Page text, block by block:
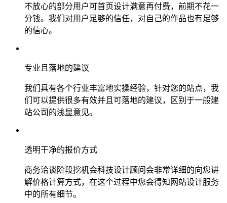
不放心的部分用户可首页设计满意再付费，前期不花一
分钱。我们对用户足够的信任，对自己的作品也有足够
的信心。
专业且落地的建议
我们具有各个行业丰富地实操经验，针对您的站点，我
们可以提供很多有效并且可落地的建议，区别于一般建
站公司的浅显意见。
透明干净的报价方式
商务洽谈阶段挖机会科技设计顾问会非常详细的向您讲
解价格计算方式，在这个过程中您会得知网站设计服务
中的所有细节。